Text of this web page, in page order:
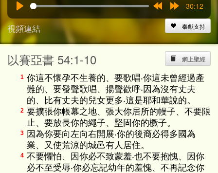
15s
30:12
視頻連結 奉獻支持
網上聖經
以賽亞書 54:1-10
1 你這不懷孕不生養的、要歌唱‧你這未曾經過產
難的、要發聲歌唱、揚聲歡呼‧因為沒有丈夫
的、比有丈夫的兒女更多‧這是耶和華說的。
2 要擴張你帳幕之地、張大你居所的幔子、不要限
止、要放長你的繩子、堅固你的橛子。
3
因為你要向左向右開展‧你的後裔必得多國為
業、又使荒涼的城邑有人居住。
4 不要懼怕、因你必不致蒙羞‧也不要抱愧、因你
必不至受辱‧你必忘記幼年的羞愧、不再記念你